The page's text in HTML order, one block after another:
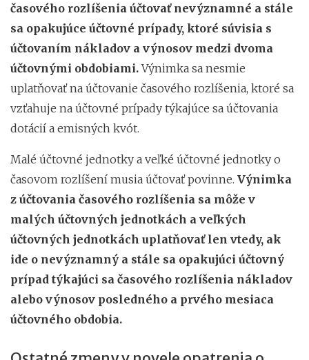
časového rozlíšenia účtovať nevýznamné a stále
sa opakujúce účtovné prípady, ktoré súvisia s
účtovaním nákladov a výnosov medzi dvoma
účtovnými obdobiami.Výnimka sa nesmie
uplatňovať na účtovanie časového rozlíšenia, ktoré sa
vzťahuje na účtovné prípady týkajúce sa účtovania
dotácií a emisných kvót.
Malé účtovné jednotky a veľké účtovné jednotky o
časovom rozlíšení musia účtovať povinne. Výnimka
z účtovania časového rozlíšenia sa môže v
malých účtovných jednotkách a veľkých
účtovných jednotkách uplatňovať len vtedy, ak
ide o nevýznamný a stále sa opakujúci účtovný
prípad týkajúci sa časového rozlíšenia nákladov
alebo výnosov posledného a prvého mesiaca
účtovného obdobia.